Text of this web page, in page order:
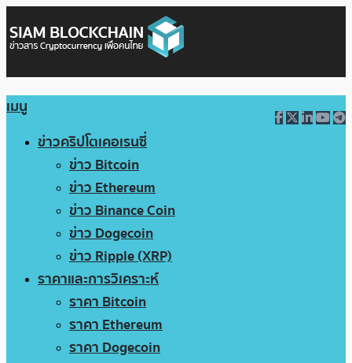
เมนู
ข่าวคริปโตเคอเรนซี่
ข่าว Bitcoin
ข่าว Ethereum
ข่าว Binance Coin
ข่าว Dogecoin
ข่าว Ripple (XRP)
ราคาและการวิเคราะห์
ราคา Bitcoin
ราคา Ethereum
ราคา Dogecoin